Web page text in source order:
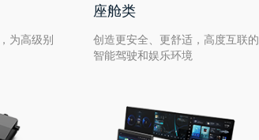
为高级别
座舱类
创造更安全、更舒适，高度互联的
智能驾驶和娱乐环境